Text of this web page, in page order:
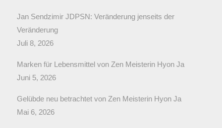
Jan Sendzimir JDPSN: Veränderung jenseits der
Veränderung
Juli 8, 2026
Marken für Lebensmittel von Zen Meisterin Hyon Ja
Juni 5, 2026
Gelübde neu betrachtet von Zen Meisterin Hyon Ja
Mai 6, 2026